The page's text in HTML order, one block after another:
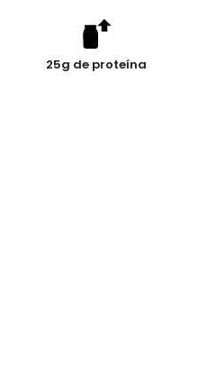
25g de proteína